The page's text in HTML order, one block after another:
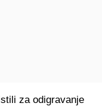
za odigravanje